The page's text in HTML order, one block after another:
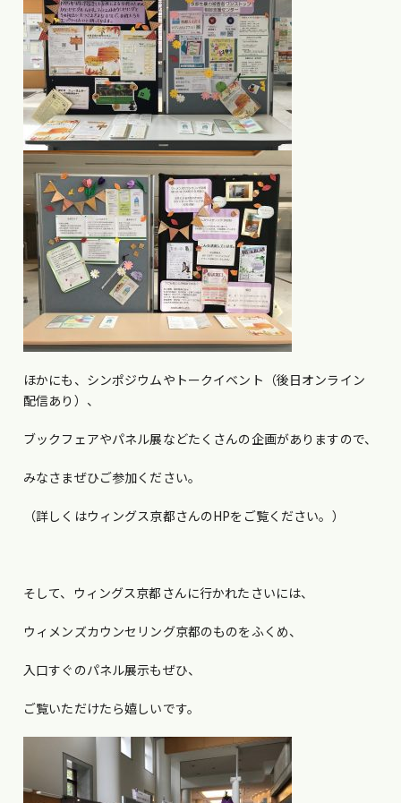
ほかにも、シンポジウムやトークイベント（後日オンライン
配信あり）、
ブックフェアやパネル展などたくさんの企画がありますので、
みなさまぜひご参加ください。
（詳しくはウィングス京都さんのHPをご覧ください。）
そして、ウィングス京都さんに行かれたさいには、
ウィメンズカウンセリング京都のものをふくめ、
入口すぐのパネル展示もぜひ、
ご覧いただけたら嬉しいです。